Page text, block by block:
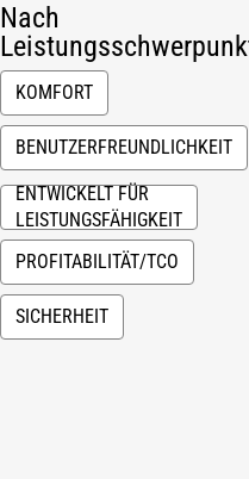
Nach
KOMFORT
BENUTZERFREUNDLICHKEIT
ENTWICKELT FÜR
LEISTUNGSFÄHIGKEIT
PROFITABILITÄT/TCO
SICHERHEIT